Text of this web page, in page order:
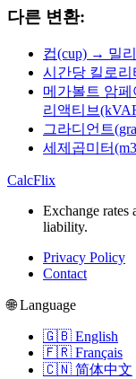
다른 변환:
컵(cup) → 밀
시간당 킬로
메가볼트 암
리액티브
그라디언트
세제곱미터
CalcFlix
Exchange
liability.
Privacy Policy
Contact
🌐 Language
🇬🇧 English
🇫🇷 Français
🇨🇳 简体中文